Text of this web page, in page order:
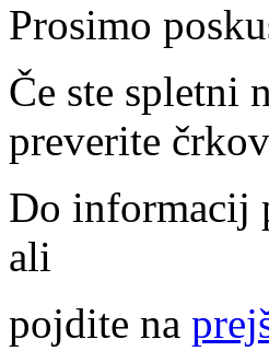
Prosimo
Če ste spletni
preverite
Do informacij
ali
pojdite na